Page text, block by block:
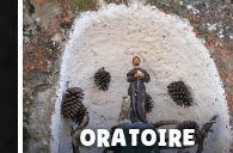
Oratoire